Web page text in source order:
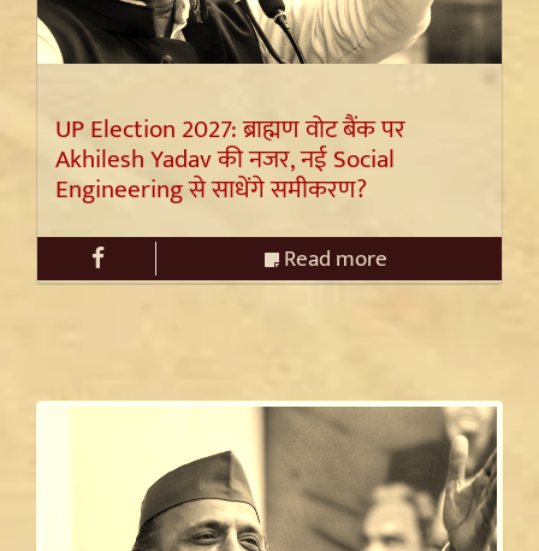
UP Election 2027: ब्राह्मण वोट बैंक पर
Akhilesh Yadav की नजर, नई Social
Engineering से साधेंगे समीकरण?
Read more